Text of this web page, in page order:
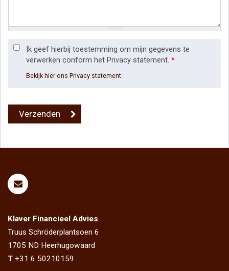
Ik geef hierbij toestemming om mijn gegevens te
verwerken conform het Privacy statement. *
Bekijk hier ons Privacy statement
Klaver Financieel Advies
Truus Schröderplantsoen 6
1705 ND Heerhugowaard
T +31 6 50210159